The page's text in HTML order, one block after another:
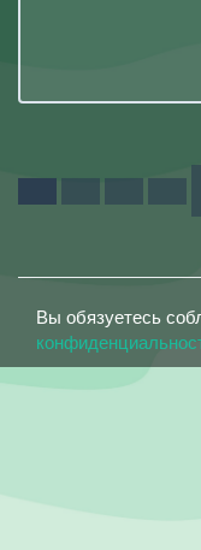
Вы обязуетесь